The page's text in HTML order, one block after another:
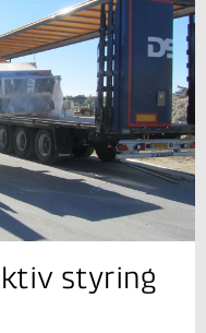
styring